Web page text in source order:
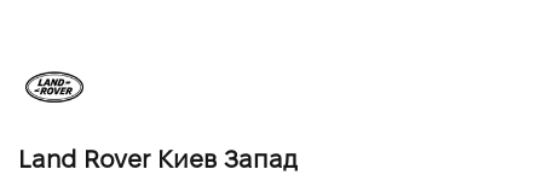
Land Rover Киев Запад